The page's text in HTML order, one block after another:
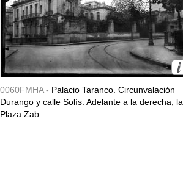
0060FMHA - Palacio Taranco. Circunvalación
Durango y calle Solís. Adelante a la derecha, la
Plaza Zab...